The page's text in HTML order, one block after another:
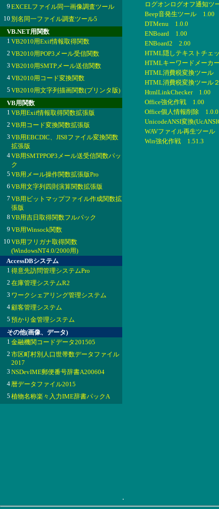
9 EXCELファイル同一画像調査ツール
10 別名同一ファイル調査ツール5
VB.NET用関数
1 VB2010用Exif情報取得関数
2 VB2010用POP3メール受信関数
3 VB2010用SMTPメール送信関数
4VB2010用コード変換関数
5 VB2010用文字列描画関数(プリンタ版)
VB用関数
1 VB用Exif情報取得関数拡張版
2 VB用コード変換関数拡張版
3 VB用EBCDIC、JIS8ファイル変換関数
拡張版
4VB用SMTPPOP3メール送受信関数パッ
ク
5 VB用メール操作関数拡張版Pro
6 VB用文字列四則演算関数拡張版
7 VB用ビットマップファイル作成関数拡
張版
8 VB用吉日取得関数フルパック
9 VB用Winsock関数
10 VB用フリガナ取得関数
(WindowsNT4.0/2000用)
AccessDBシステム
1 得意先訪問管理システムPro
2 在庫管理システムR2
3 ワークシェアリング管理システム
4顧客管理システム
5 預かり金管理システム
その他(画像、データ)
1 金融機関コードデータ201505
2 市区町村別人口世帯数データファイル
2017
3 NSDevIME郵便番号辞書A200604
4暦データファイル2015
5 植物名称楽々入力IME辞書パックA
.
ログオンログオフ通知
Beep音発生ツール 1.00
DTMenu 1.0.0
ENBoard 1.00
ENBoard2 2.00
HTML隠しテキストチェ
HTMLキーワードメーカ
HTML消費税変換ツール
HTML消費税変換ツール
HtmlLinkChecker 1.00
Office強化作戦 1.00
Office個人情報削除 1.0.0
UnicodeANSI変換
WAVファイル再生ツー
Win強化作戦 1.51.3